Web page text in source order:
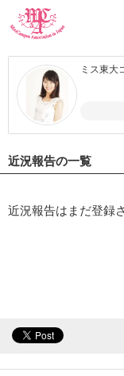
ミス東大
近況報告の一覧
近況報告はまだ登録